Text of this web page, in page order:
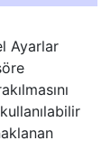
Ayarlar